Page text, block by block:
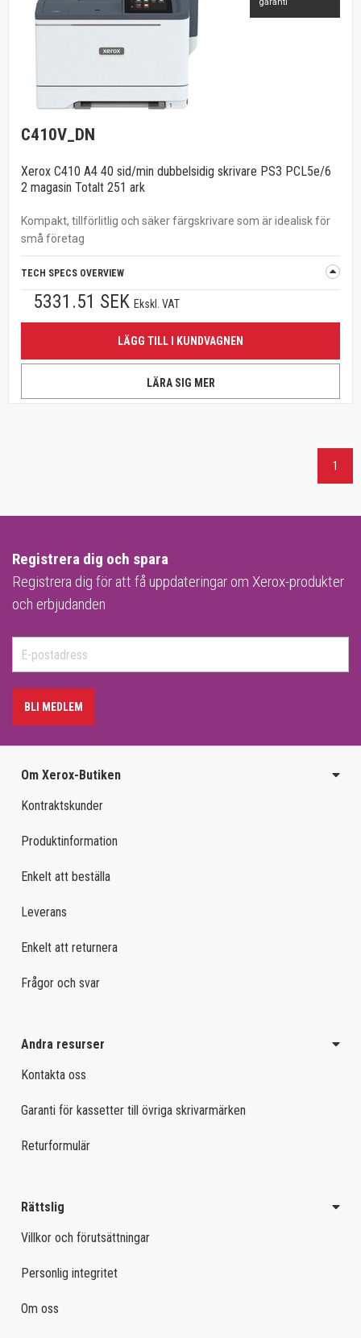
garanti
C410V_DN
Xerox C410 A4 40 sid/min dubbelsidig skrivare PS3 PCL5e/6
2 magasin Totalt 251 ark
Kompakt, tillförlitlig och säker färgskrivare som är idealisk för
små företag
TECH SPECS OVERVIEW
5331.51 SEK Ekskl. VAT
LÄGG TILL I KUNDVAGNEN
LÄRA SIG MER
1
Registrera dig och spara
Registrera dig för att få uppdateringar om Xerox-produkter
och erbjudanden
BLI MEDLEM
Om Xerox-Butiken
Kontraktskunder
Produktinformation
Enkelt att beställa
Leverans
Enkelt att returnera
Frågor och svar
Andra resurser
Kontakta oss
Garanti för kassetter till övriga skrivarmärken
Returformulär
Rättslig
Villkor och förutsättningar
Personlig integritet
Om oss